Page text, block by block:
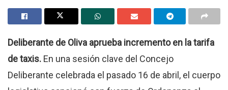
Deliberante de Oliva aprueba incremento en la tarifa
de taxis. En una sesión clave del Concejo
Deliberante celebrada el pasado 16 de abril, el cuerpo